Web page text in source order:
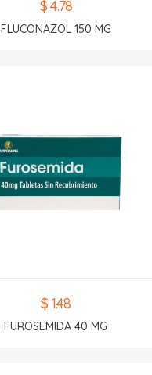
$ 4.78
FLUCONAZOL 150 MG
$ 1.48
FUROSEMIDA 40 MG